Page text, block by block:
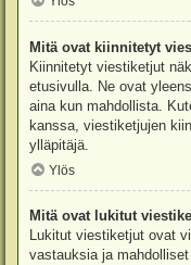
Mitä ovat kiinnitetyt
Kiinnitetyt viestiketjut
etusivulla. Ne ovat
aina kun mahdollista.
kanssa, viestiketjujen
ylläpitäjä.
Ylös
Mitä ovat lukitut
Lukitut viestiketjut ovat
vastauksia ja